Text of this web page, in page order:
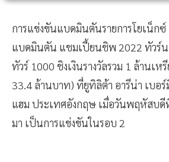
การแข่งขันแบดมินตันรายการโยเน็ก
แบดมินตัน แชมเปี้ยนชิพ 2022 ทัวร์น
ทัวร์ 1000 ชิงเงินรางวัลรวม 1 ล้านเ
33.4 ล้านบาท) ที่ยูทิลิต้า อารีน่า เบอร์
แฮม ประเทศอังกฤษ เมื่อวันพฤหัสบ
มา เป็นการแข่งขันในรอบ 2